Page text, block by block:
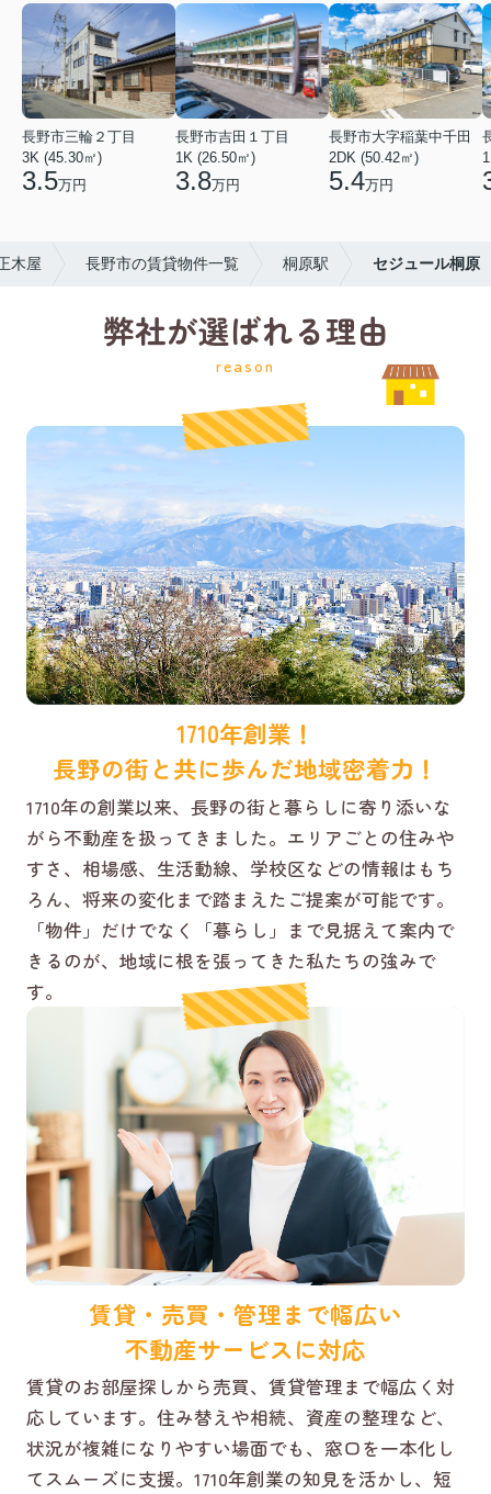
長野市三輪２丁目
3K (45.30㎡)
3.5万円
長野市吉田１丁目
1K (26.50㎡)
3.8万円
長野市大字稲葉中千田
2DK (50.42㎡)
5.4万円
木屋 長野市の賃貸物件一覧 桐原駅 セジュール桐原
弊社が選ばれる理由
reason
1710年創業！
長野の街と共に歩んだ地域密着力！
1710年の創業以来、長野の街と暮らしに寄り添いな
がら不動産を扱ってきました。エリアごとの住みや
すさ、相場感、生活動線、学校区などの情報はもち
ろん、将来の変化まで踏まえたご提案が可能です。
「物件」だけでなく「暮らし」まで見据えて案内で
きるのが、地域に根を張ってきた私たちの強みで
す。
賃貸・売買・管理まで幅広い
不動産サービスに対応
賃貸のお部屋探しから売買、賃貸管理まで幅広く対
応しています。住み替えや相続、資産の整理など、
状況が複雑になりやすい場面でも、窓口を一本化し
てスムーズに支援。1710年創業の知見を活かし、短